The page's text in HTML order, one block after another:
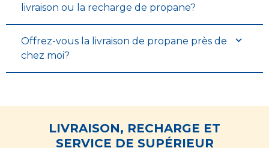
livraison ou la recharge de propane?
Offrez-vous la livraison de propane près de
chez moi?
LIVRAISON, RECHARGE ET
SERVICE DE SUPÉRIEUR